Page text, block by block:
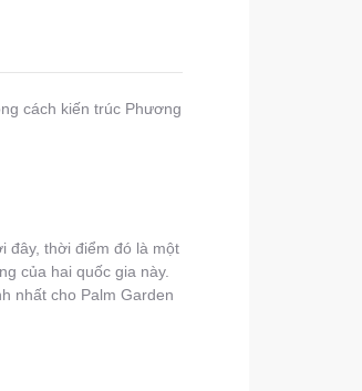
cách kiến trúc Phương
đây, thời điểm đó là một
của hai quốc gia này.
nhất cho Palm Garden